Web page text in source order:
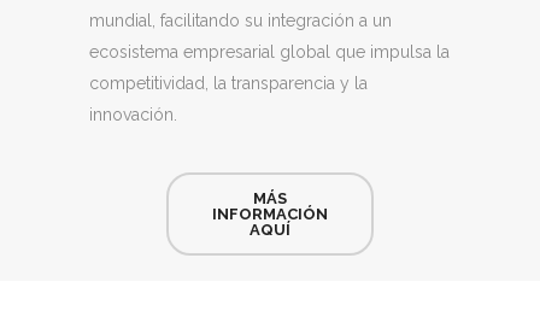
mundial, facilitando su integración a un
ecosistema empresarial global que impulsa la
competitividad, la transparencia y la
innovación.
MÁS
INFORMACIÓN
AQUÍ